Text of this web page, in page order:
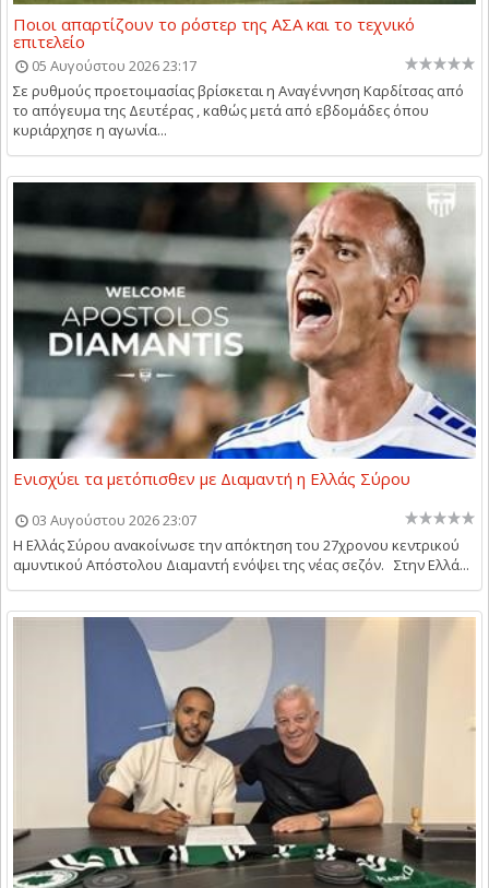
Ποιοι απαρτίζουν το ρόστερ της ΑΣΑ και το τεχνικό
επιτελείο
05 Αυγούστου 2026 23:17
Σε ρυθμούς προετοιμασίας βρίσκεται η Αναγέννηση Καρδίτσας από
το απόγευμα της Δευτέρας , καθώς μετά από εβδομάδες όπου
κυριάρχησε η αγωνία...
Ενισχύει τα μετόπισθεν με Διαμαντή η Ελλάς Σύρου
03 Αυγούστου 2026 23:07
Η Ελλάς Σύρου ανακοίνωσε την απόκτηση του 27χρονου κεντρικού
αμυντικού Απόστολου Διαμαντή ενόψει της νέας σεζόν. Στην Ελλά...